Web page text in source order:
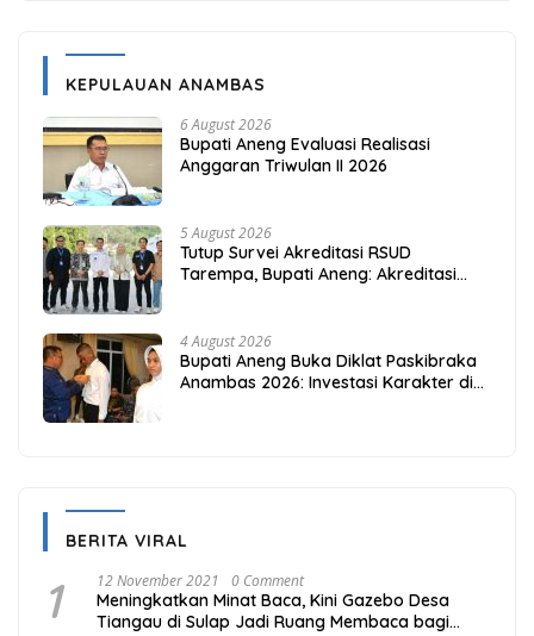
KEPULAUAN ANAMBAS
6 August 2026
Bupati Aneng Evaluasi Realisasi
Anggaran Triwulan II 2026
5 August 2026
Tutup Survei Akreditasi RSUD
Tarempa, Bupati Aneng: Akreditasi
4 August 2026
Bupati Aneng Buka Diklat Paskibraka
Anambas 2026: Investasi Karakter di
BERITA VIRAL
1 12 November 2021 0 Comment
Meningkatkan Minat Baca, Kini Gazebo Desa
Tiangau di Sulap Jadi Ruang Membaca bagi